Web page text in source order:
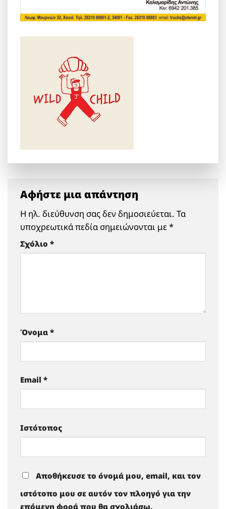
Αφήστε μια απάντηση
Η ηλ. διεύθυνση σας δεν δημοσιεύεται. Τα
υποχρεωτικά πεδία σημειώνονται με*
Σχόλιο *
Όνομα *
Email *
Ιστότοπος
Αποθήκευσε το όνομά μου, email, και τον
ιστότοπο μου σε αυτόν τον πλοηγό για την
επόμενη φορά που θα σχολιάσω.